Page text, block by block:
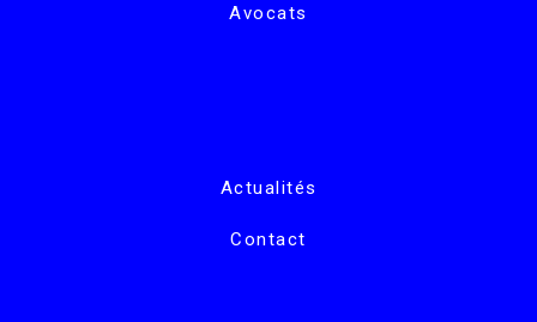
Avocats
Actualités
Contact